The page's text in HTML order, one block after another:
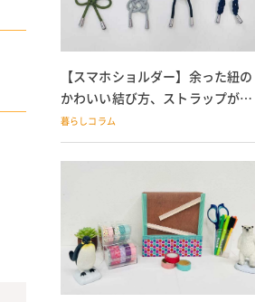
【スマホショルダー】余った紐の
かわいい結び方、ストラップが落
ちる人必見
暮らしコラム